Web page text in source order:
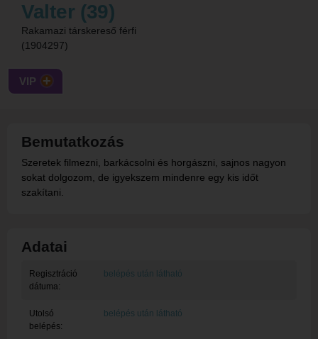
Valter (39)
Rakamazi társkereső férfi
(1904297)
VIP
Bemutatkozás
Szeretek filmezni, barkácsolni és horgászni, sajnos nagyon
sokat dolgozom, de igyekszem mindenre egy kis időt
szakítani.
Adatai
Regisztráció
dátuma:
belépés után látható
Utolsó
belépés:
belépés után látható